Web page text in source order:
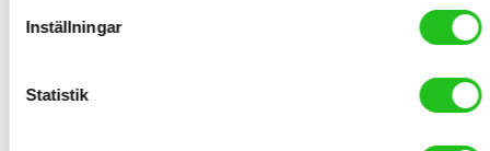
Inställningar
Statistik